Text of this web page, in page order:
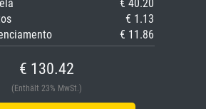
€ 40.20
€ 1.13
€ 11.86
€ 130.42
(Enthält 23% MwSt.)